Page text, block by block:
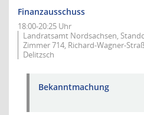
Finanzausschuss
18:00-20:25 Uhr
Landratsamt Nordsachsen,
Zimmer 714, Richard-Wagner-
Delitzsch
Bekanntmachung